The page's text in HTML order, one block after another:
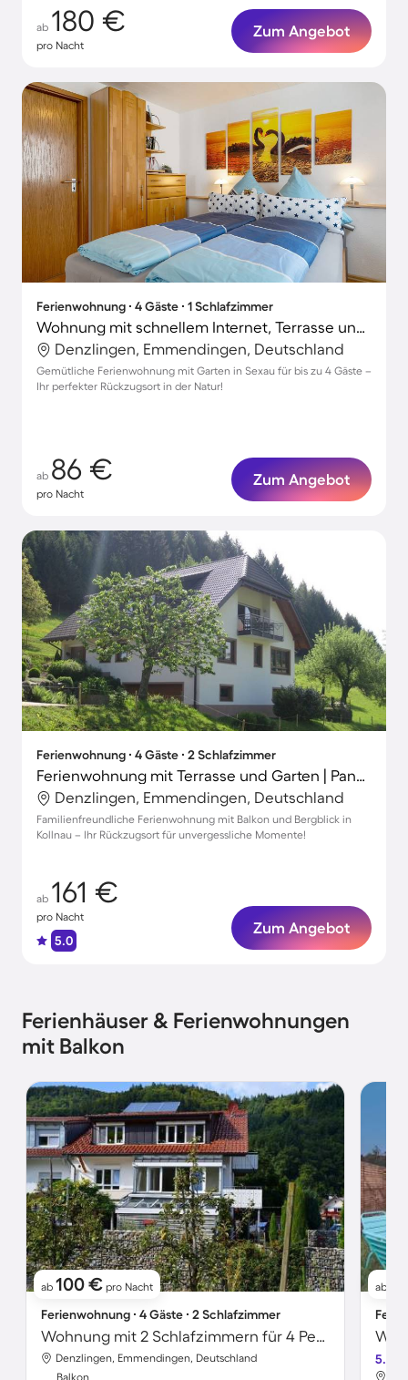
ab 180 €
pro Nacht
Zum Angebot
Ferienwohnung ∙ 4 Gäste ∙ 1 Schlafzimmer
Wohnung mit schnellem Internet, Terrasse und Garten | Stadtblick
Denzlingen, Emmendingen, Deutschland
Gemütliche Ferienwohnung mit Garten in Sexau für bis zu 4 Gäste –
Ihr perfekter Rückzugsort in der Natur!
ab 86 €
pro Nacht
Zum Angebot
Ferienwohnung ∙ 4 Gäste ∙ 2 Schlafzimmer
Ferienwohnung mit Terrasse und Garten | Panoramablick
Denzlingen, Emmendingen, Deutschland
Familienfreundliche Ferienwohnung mit Balkon und Bergblick in
Kollnau – Ihr Rückzugsort für unvergessliche Momente!
ab 161 €
pro Nacht
5.0
Zum Angebot
Ferienhäuser & Ferienwohnungen
mit Balkon
ab 100 € pro Nacht
Ferienwohnung ∙ 4 Gäste ∙ 2 Schlafzimmer
Wohnung mit 2 Schlafzimmern für 4 Personen
Denzlingen, Emmendingen, Deutschland
Balkon
ab
5.0